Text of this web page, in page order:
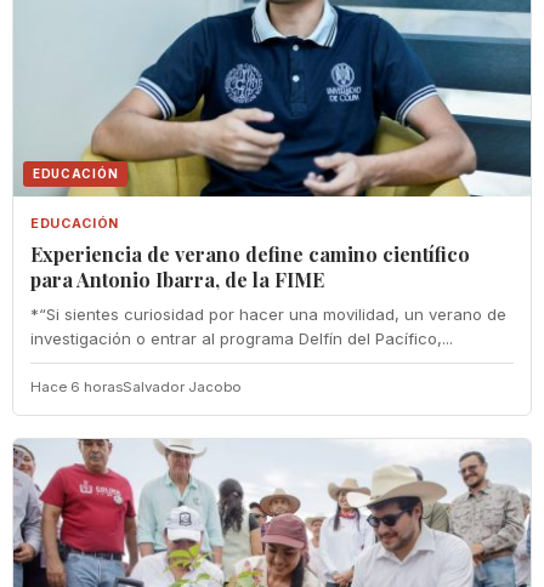
EDUCACIÓN
EDUCACIÓN
Experiencia de verano define camino científico
para Antonio Ibarra, de la FIME
*“Si sientes curiosidad por hacer una movilidad, un verano de
investigación o entrar al programa Delfín del Pacífico,...
Hace 6 horasSalvador Jacobo